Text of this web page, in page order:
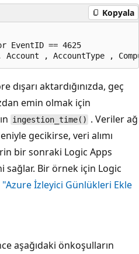
Kopyala
EventID == 4625
aktardığınızda, geç
emin olmak için
ingestion_time() . Veriler ağ
gecikirse, veri alımı
bir sonraki Logic Apps
Bir örnek için Logic
İzleyici Günlükleri Ekle
aşağıdaki önkoşulların